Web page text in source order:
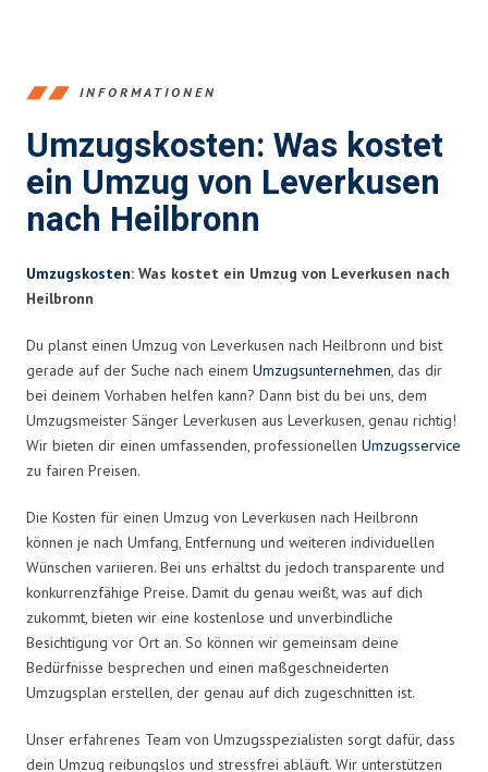
INFORMATIONEN
Umzugskosten: Was kostet
ein Umzug von Leverkusen
nach Heilbronn
Umzugskosten: Was kostet ein Umzug von Leverkusen nach
Heilbronn
Du planst einen Umzug von Leverkusen nach Heilbronn und bist
gerade auf der Suche nach einem Umzugsunternehmen, das dir
bei deinem Vorhaben helfen kann? Dann bist du bei uns, dem
Umzugsmeister Sänger Leverkusen aus Leverkusen, genau richtig!
Wir bieten dir einen umfassenden, professionellen Umzugsservice
zu fairen Preisen.
Die Kosten für einen Umzug von Leverkusen nach Heilbronn
können je nach Umfang, Entfernung und weiteren individuellen
Wünschen variieren. Bei uns erhältst du jedoch transparente und
konkurrenzfähige Preise. Damit du genau weißt, was auf dich
zukommt, bieten wir eine kostenlose und unverbindliche
Besichtigung vor Ort an. So können wir gemeinsam deine
Bedürfnisse besprechen und einen maßgeschneiderten
Umzugsplan erstellen, der genau auf dich zugeschnitten ist.
Unser erfahrenes Team von Umzugsspezialisten sorgt dafür, dass
dein Umzug reibungslos und stressfrei abläuft. Wir unterstützen